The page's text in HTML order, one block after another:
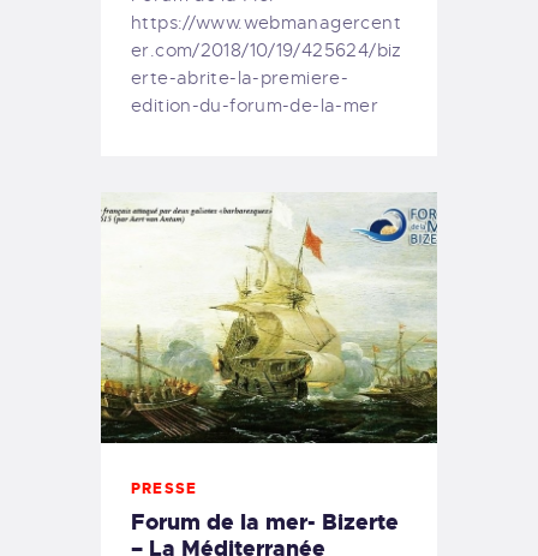
https://www.webmanagercent
er.com/2018/10/19/425624/biz
erte-abrite-la-premiere-
edition-du-forum-de-la-mer
PRESSE
Forum de la mer- Bizerte
– La Méditerranée